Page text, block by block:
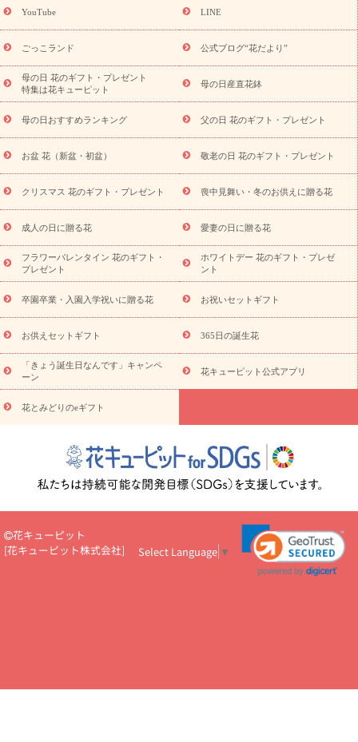
ギフト
「きょう誕生日なんです」キャンペーン
用途から探す お祝いの花特集 当日配達特急便
お祝い商品
一覧
お祝い 新築・引っ越し祝い
結婚記念日
結婚祝い 出産祝い 退院祝い・快気祝い
還暦
祝い・長寿祝い
プチギフト ペットのお祝いフラワー
元・暑中見舞い
敬老の日
お供え
お供え・お悔やみ商品一覧 お供え・お悔やみの花
十九日法要以降に贈る花
通夜・葬儀に贈る花
お供え お花とセッ
お盆（新盆・初盆）
お祝い返し お見舞い
お取り
寄せギフト
ビジネス用 ご自宅用 観葉植物
ミディ胡蝶蘭
プリザーブドフラワー
スタイルから探す
アレンジメント
花束
スタンド花 お祝い お供え・お悔やみ 胡蝶蘭
胡蝶
蘭・花鉢
ミディ胡蝶蘭・お祝い ミディ胡蝶蘭・お供え
の青色胡蝶蘭
観葉植物 観葉植物 産直多肉植物
プリザーブ
ドフラワー
お祝い お供え・お悔やみ 花とセットギフト
ミオーダー
プチギフト（hanamore -ハナモア-）
花とみどりの
eギフト
花キューピットのeGfit カラー ピンク
レンジ
レッド お花の種類 バラ ユリ トルコキキョウ
予
算から探す
お祝い お祝い・3000円～ お祝い・
お祝い・5000円～ お祝い・7000円～ お祝い・10000円～
お供え・お悔やみ
お供え・お悔やみ・3000円～
お供え・お
悔やみ・5000円～ お供え・お悔やみ・7000円～
お供え・お悔
やみ・10000円～
365日の誕生花カレンダー
開店・開業祝
お祝いを贈るときのマナー・
花キューピットのお祝いコラム一覧
誕生日のお花を「色
彩心理学」で選ぶ方法
結婚祝いの予算相場
出産祝いお役立ち情
転職祝いのマナー基礎知識
ペットのお祝いワンポイントアド
バイス
スタンド花（フラスタ）のマナー
お見舞いのマナーとル
お祝い花のマナー総まとめ
場上司や先輩へ贈るお祝い花の正解は？
開店祝いの花 選び方ガイ
ド（早見表あり）
花キューピットのお供え・
プロ直伝10のテクニック
花美人5人の「花のある暮らし」
美
YouTube LINE
ごっこランド 公式ブログ“花だより”
母の日 花のギフト・プレゼント
特集は花キューピット
母の日産直花鉢
母の日おすすめランキング 父の日 花のギフト・プレゼント
お盆 花（新盆・初盆） 敬老の日 花のギフト・プレゼント
クリスマス 花のギフト・プレゼント 喪中見舞い・冬のお供えに贈る花
成人の日に贈る花 愛妻の日に贈る花
フラワーバレンタイン 花のギフト・
プレゼント
ホワイトデー 花のギフト・プレゼ
ント
卒園卒業・入園入学祝いに贈る花 お祝いセットギフト
お供えセットギフト 365日の誕生花
「きょう誕生日なんです」キャンペ
ーン
花キューピット公式アプリ
花とみどりのeギフト
花キューピット
[花キューピット株式会社] Select Language ▼